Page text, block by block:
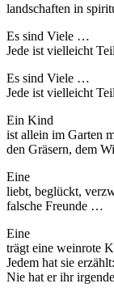
landschaften in
Es sind Viele …
Jede ist vielleicht
Es sind Viele …
Jede ist vielleicht
Ein Kind
ist allein im Garten
den Gräsern, dem
Eine
liebt, beglückt,
falsche Freunde …
Eine
trägt eine weinrote
Jedem hat sie
Nie hat er ihr